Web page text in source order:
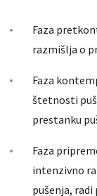
Faza
razmišlja o
Faza
štetnosti
prestanku
Faza
intenzivno
pušenja, radi